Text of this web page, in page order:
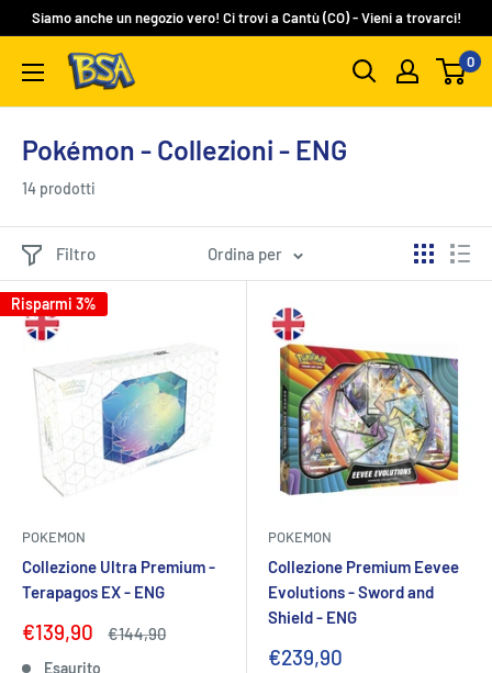
contenuto
Siamo anche un negozio vero! Ci trovi a Cantù (CO) - Vieni a trovarci!
BSA
Carte
0
Pokémon - Collezioni - ENG
14 prodotti
Filtro Ordina per
Risparmi 3%
POKEMON
Collezione Ultra Premium -
Terapagos EX - ENG
Prezzo
€139,90 Prezzo
€144,90
Esaurito
POKEMON
Collezione Premium Eevee
Evolutions - Sword and
Shield - ENG
Prezzo
€239,90